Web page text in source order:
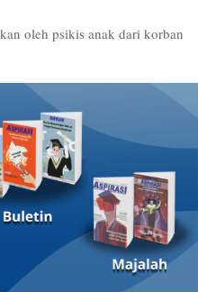
oleh psikis anak dari korban